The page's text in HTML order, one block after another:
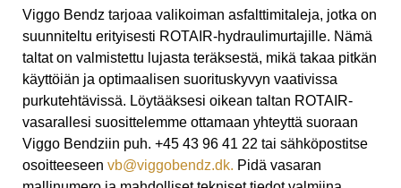
Viggo Bendz tarjoaa valikoiman asfalttimitaleja, jotka on
suunniteltu erityisesti ROTAIR-hydraulimurtajille. Nämä
taltat on valmistettu lujasta teräksestä, mikä takaa pitkän
käyttöiän ja optimaalisen suorituskyvyn vaativissa
purkutehtävissä. Löytääksesi oikean taltan ROTAIR-
vasarallesi suosittelemme ottamaan yhteyttä suoraan
Viggo Bendziin puh. +45 43 96 41 22 tai sähköpostitse
osoitteeseen vb@viggobendz.dk. Pidä vasaran